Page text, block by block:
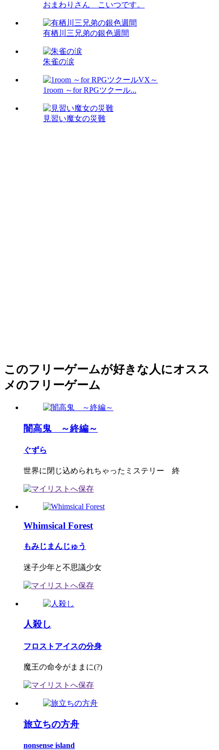
おまわりさん こいつです。
有栖川三兄弟の銀色週間
朱雀の涙
1room ～for RPGツクール...
見習い魔女の災難
このフリーゲームが好きな人にオスス
メのフリーゲーム
闇高鬼 ～終編～
ぐずら
世界に閉じ込められちゃったミステリー 終
Whimsical Forest
もみじまんじゅう
迷子少年と不思議少女
人殺し
フロストアイスの分身
魔王の命令がままに(?)
旅立ちの方舟
nonsense island